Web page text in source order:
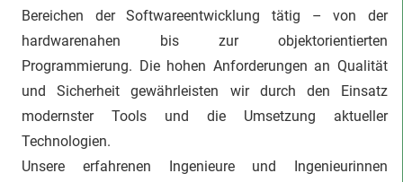
Bereichen der Softwareentwicklung tätig – von der
hardwarenahen bis zur objektorientierten
Programmierung. Die hohen Anforderungen an Qualität
und Sicherheit gewährleisten wir durch den Einsatz
modernster Tools und die Umsetzung aktueller
Technologien.
Unsere erfahrenen Ingenieure und Ingenieurinnen